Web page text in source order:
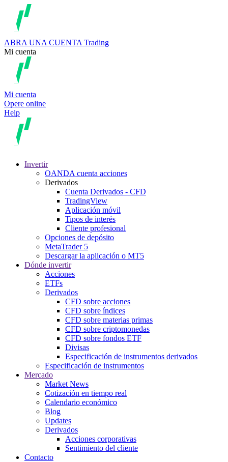
ABRA UNA CUENTA Trading
Mi cuenta
Mi cuenta
Opere online
Help
Invertir
OANDA cuenta acciones
Derivados
Cuenta Derivados - CFD
TradingView
Aplicación móvil
Tipos de interés
Cliente profesional
Opciones de depósito
MetaTrader 5
Descargar la aplicación o MT5
Dónde invertir
Acciones
ETFs
Derivados
CFD sobre acciones
CFD sobre índices
CFD sobre materias primas
CFD sobre criptomonedas
CFD sobre fondos ETF
Divisas
Especificación de instrumentos derivados
Especificación de instrumentos
Mercado
Market News
Cotización en tiempo real
Calendario económico
Blog
Updates
Derivados
Acciones corporativas
Sentimiento del cliente
Contacto